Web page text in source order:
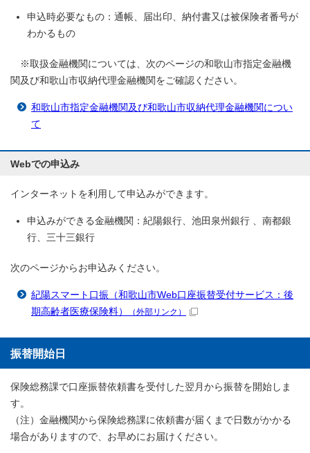
申込時必要なもの：通帳、届出印、納付書又は被保険者番号が
わかるもの
※取扱金融機関については、次のページの和歌山市指定金融機
関及び和歌山市収納代理金融機関をご確認ください。
和歌山市指定金融機関及び和歌山市収納代理金融機関につい
て
Webでの申込み
インターネットを利用して申込みができます。
申込みができる金融機関：紀陽銀行、池田泉州銀行 、南都銀
行、三十三銀行
次のページからお申込みください。
紀陽スマート口振（和歌山市Web口座振替受付サービス：後
期高齢者医療保険料）
（外部リンク）
振替開始日
保険総務課で口座振替依頼書を受付した翌月から振替を開始しま
す。
（注）金融機関から保険総務課に依頼書が届くまで日数がかかる
場合がありますので、お早めにお届けください。